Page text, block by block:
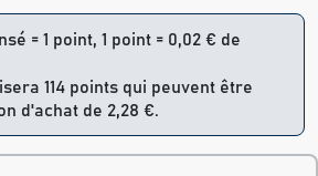
= 1 point, 1 point = 0,02 € de
114 points qui peuvent être
d'achat de 2,28 €.